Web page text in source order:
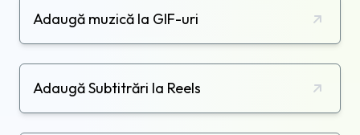
Adaugă muzică la GIF-uri
Adaugă Subtitrări la Reels